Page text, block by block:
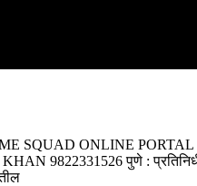
SQUAD ONLINE PORTAL
9822331526 पुणे :